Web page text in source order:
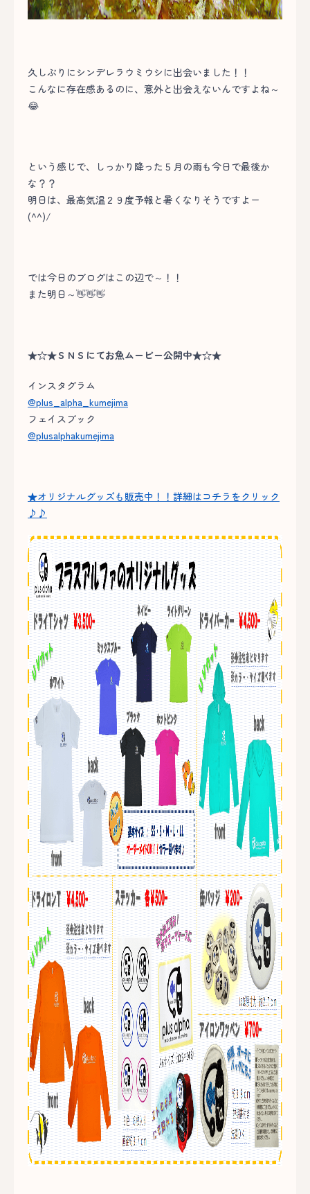
久しぶりにシンデレラウミウシに出会いました！！
こんなに存在感あるのに、意外と出会えないんですよね～
😂
という感じで、しっかり降った５月の雨も今日で最後か
な？？
明日は、最高気温２９度予報と暑くなりそうですよー
(^^)/
では今日のブログはこの辺で～！！
また明日～👋👋👋
★☆★ＳＮＳにてお魚ムービー公開中★☆★
インスタグラム
@plus_alpha_kumejima
フェイスブック
@plusalphakumejima
★オリジナルグッズも販売中！！詳細はコチラをクリック
♪♪